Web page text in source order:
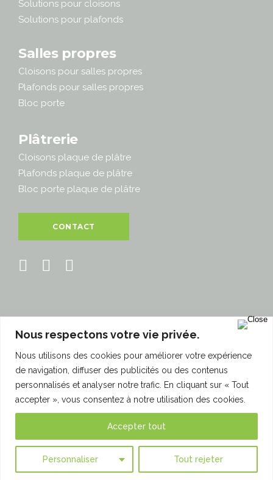
Nous respectons votre vie privée.
Nous utilisons des cookies pour améliorer votre expérience
de navigation, diffuser des publicités ou des contenus
personnalisés et analyser notre trafic. En cliquant sur « Tout
accepter », vous consentez à notre utilisation des cookies.
Personnaliser Tout rejeter
Accepter tout
Solutions pour cloisons
Solutions pour plafonds
Salles propres
Cloisons pour salles propres
Plafonds pour salles propres
Bloc porte
Plâtrerie
Cloisons plaque de plâtre
Plafonds plaque de plâtre
Bloc porte plaque de plâtre
CONTACT
94500 Champigny-sur-Marne
© 2018 - Interpose - Tous droits réservés.
Actualités/Plan du site/Mentions Légales
Recrutement/Politique de confidentialité (RGPD)